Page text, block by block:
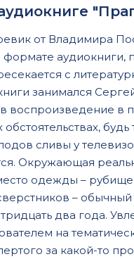
от Владимира
формате аудиокниги,
с
занимался
воспроизведение в
сливы у
Окружающая
одежды –
–
два года.
на
за какой-то